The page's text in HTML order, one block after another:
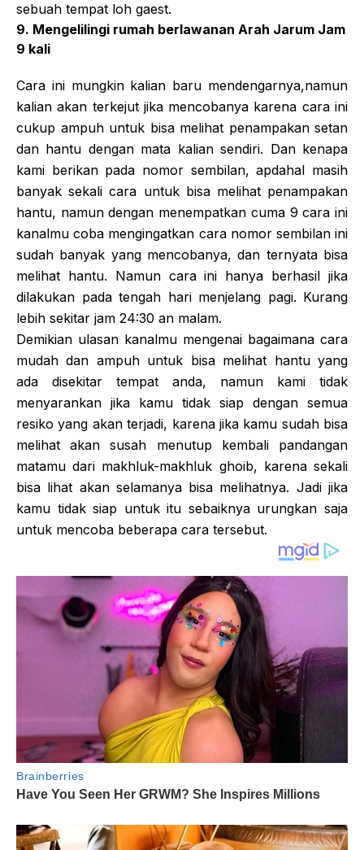
sebuah tempat loh gaest.
9. Mengelilingi rumah berlawanan Arah Jarum Jam
9 kali
Cara ini mungkin kalian baru mendengarnya,namun
kalian akan terkejut jika mencobanya karena cara ini
cukup ampuh untuk bisa melihat penampakan setan
dan hantu dengan mata kalian sendiri. Dan kenapa
kami berikan pada nomor sembilan, apdahal masih
banyak sekali cara untuk bisa melihat penampakan
hantu, namun dengan menempatkan cuma 9 cara ini
kanalmu coba mengingatkan cara nomor sembilan ini
sudah banyak yang mencobanya, dan ternyata bisa
melihat hantu. Namun cara ini hanya berhasil jika
dilakukan pada tengah hari menjelang pagi. Kurang
lebih sekitar jam 24:30 an malam.
Demikian ulasan kanalmu mengenai bagaimana cara
mudah dan ampuh untuk bisa melihat hantu yang
ada disekitar tempat anda, namun kami tidak
menyarankan jika kamu tidak siap dengan semua
resiko yang akan terjadi, karena jika kamu sudah bisa
melihat akan susah menutup kembali pandangan
matamu dari makhluk-makhluk ghoib, karena sekali
bisa lihat akan selamanya bisa melihatnya. Jadi jika
kamu tidak siap untuk itu sebaiknya urungkan saja
untuk mencoba beberapa cara tersebut.